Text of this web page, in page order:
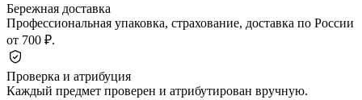
Бережная доставка
Профессиональная упаковка, страхование, доставка по России
от 700 ₽.
Проверка и атрибуция
Каждый предмет проверен и атрибутирован вручную.